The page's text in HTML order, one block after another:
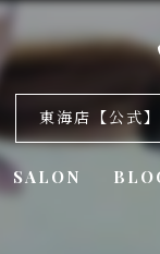
東海店【公式
SALON